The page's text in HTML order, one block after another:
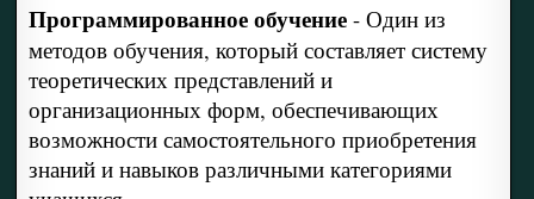
Программированное обучение- Один из
методов обучения, который составляет систему
теоретических представлений и
организационных форм, обеспечивающих
возможности самостоятельного приобретения
знаний и навыков различными категориями